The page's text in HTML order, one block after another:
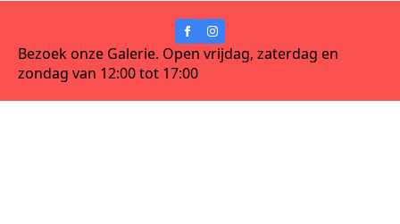
Bezoek onze Galerie. Open vrijdag, zaterdag en
zondag van 12:00 tot 17:00